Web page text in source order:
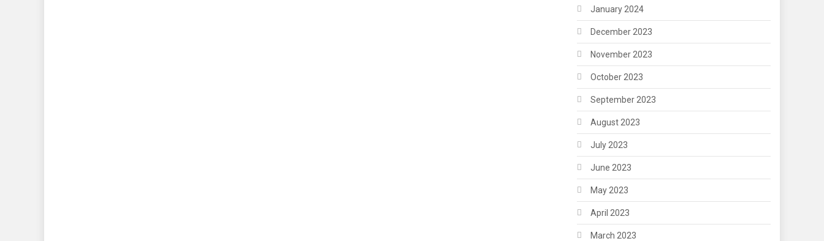
January 2024
December 2023
November 2023
October 2023
September 2023
August 2023
July 2023
June 2023
May 2023
April 2023
March 2023